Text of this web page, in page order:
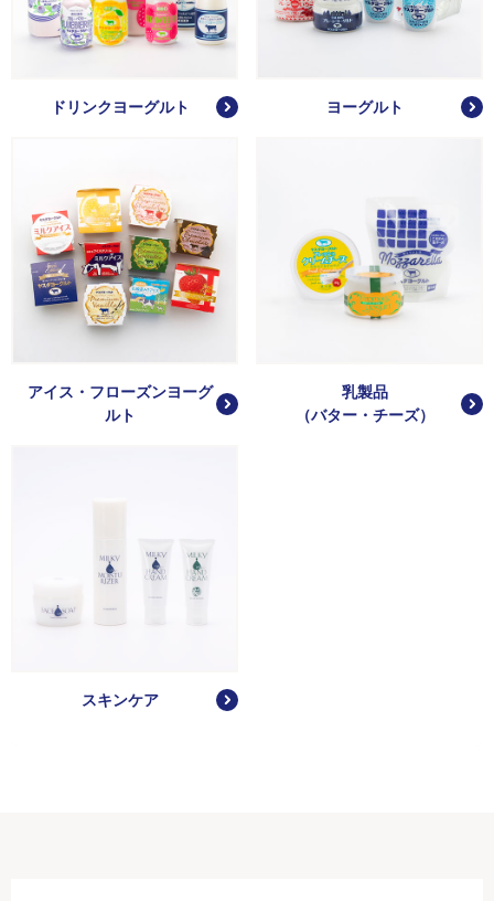
ドリンクヨーグルト ヨーグルト
アイス・フローズンヨーグ
ルト
乳製品
（バター・チーズ）
スキンケア